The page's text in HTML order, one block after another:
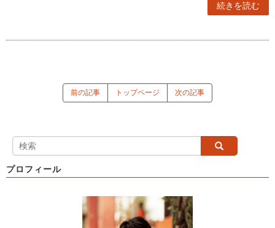
続きを読む
前の記事 トップページ 次の記事
プロフィール